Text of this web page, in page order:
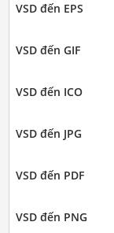
VSD đến EPS
VSD đến GIF
VSD đến ICO
VSD đến JPG
VSD đến PDF
VSD đến PNG